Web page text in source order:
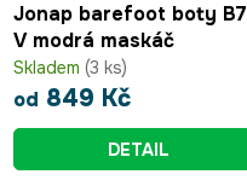
Jonap barefoot boty B7
V modrá maskáč
Skladem (3 ks)
od 849 Kč
DETAIL